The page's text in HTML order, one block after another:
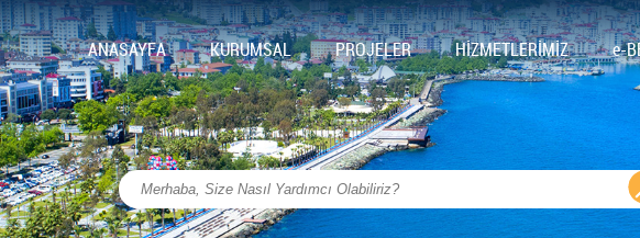
ANASAYFA KURUMSAL PROJELER HİZMETLERİMİZ e-